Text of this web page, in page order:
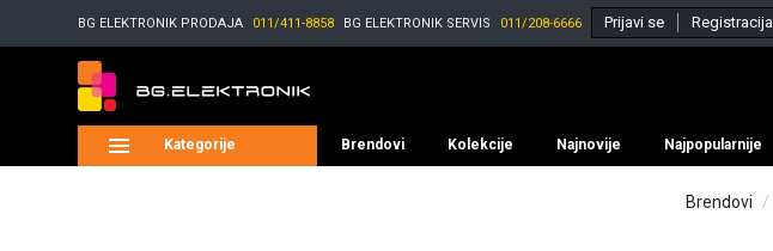
BG ELEKTRONIK PRODAJA 011/411-8858 BG ELEKTRONIK SERVIS 011/208-6666 Prijavi se Registracija
Kategorije Brendovi Kolekcije Najnovije Najpopularnije
Brendovi